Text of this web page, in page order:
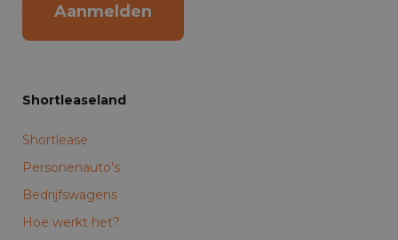
Aanmelden
Shortleaseland
Shortlease
Personenauto’s
Bedrijfswagens
Hoe werkt het?